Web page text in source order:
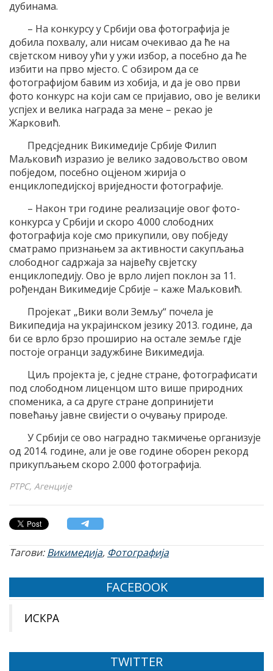
дубинама.
– На конкурсу у Србији ова фотографија је
добила похвалу, али нисам очекивао да ће на
свјетском нивоу ући у ужи избор, а посебно да ће
избити на прво мјесто. С обзиром да се
фотографијом бавим из хобија, и да је ово први
фото конкурс на који сам се пријавио, ово је велики
успјех и велика награда за мене – рекао је
Жарковић.
Предсједник Викимедије Србије Филип
Маљковић изразио је велико задовољство овом
побједом, посебно оцјеном жирија о
енциклопедијској вриједности фотографије.
– Након три године реализације овог фото-
конкурса у Србији и скоро 4.000 слободних
фотографија које смо прикупили, ову побједу
сматрамо признањем за активности сакупљања
слободног садржаја за највећу свјетску
енциклопедију. Ово је врло лијеп поклон за 11.
рођендан Викимедије Србије – каже Маљковић.
Пројекат „Вики воли Земљу“ почела је
Википедија на украјинском језику 2013. године, да
би се врло брзо проширио на остале земље гдје
постоје огранци задужбине Викимедија.
Циљ пројекта је, с једне стране, фотографисати
под слободном лиценцом што више природних
споменика, а са друге стране допринијети
повећању јавне свијести о очувању природе.
У Србији се ово наградно такмичење организује
од 2014. године, али је ове године оборен рекорд
прикупљањем скоро 2.000 фотографија.
РТРС, Агенције
Тагови:Викимедија, Фотографија
FACEBOOK
ИСКРА
TWITTER